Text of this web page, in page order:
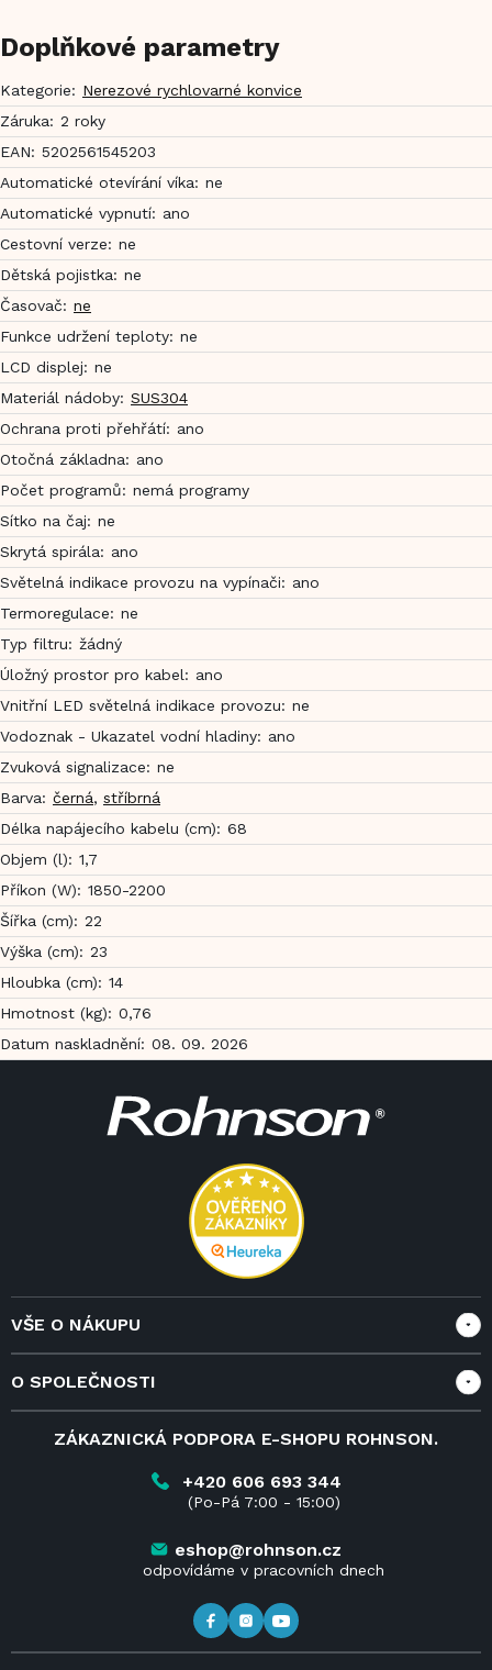
Doplňkové parametry
Kategorie: Nerezové rychlovarné konvice
Záruka: 2 roky
EAN: 5202561545203
Automatické otevírání víka: ne
Automatické vypnutí: ano
Cestovní verze: ne
Dětská pojistka: ne
Časovač: ne
Funkce udržení teploty: ne
LCD displej: ne
Materiál nádoby: SUS304
Ochrana proti přehřátí: ano
Otočná základna: ano
Počet programů: nemá programy
Sítko na čaj: ne
Skrytá spirála: ano
Světelná indikace provozu na vypínači: ano
Termoregulace: ne
Typ filtru: žádný
Úložný prostor pro kabel: ano
Vnitřní LED světelná indikace provozu: ne
Vodoznak - Ukazatel vodní hladiny: ano
Zvuková signalizace: ne
Barva: černá, stříbrná
Délka napájecího kabelu (cm): 68
Objem (l): 1,7
Příkon (W): 1850-2200
Šířka (cm): 22
Výška (cm): 23
Hloubka (cm): 14
Hmotnost (kg): 0,76
Datum naskladnění: 08. 09. 2026
VŠE O NÁKUPU
Doprava a služby
Reklamace
Vrácení zboží do 14 dnů
O SPOLEČNOSTI
ZÁKAZNICKÁ PODPORA E-SHOPU ROHNSON.
+420 606 693 344
(Po-Pá 7:00 - 15:00)
eshop@rohnson.cz
odpovídáme v pracovních dnech